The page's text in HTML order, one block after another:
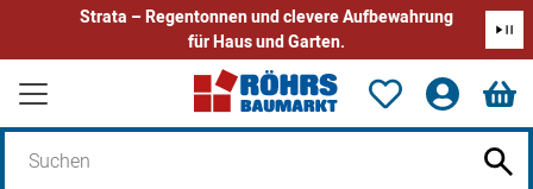
Strata – Regentonnen und clevere Aufbewahrung
für Haus und Garten.
Zum Hauptinhalt springen